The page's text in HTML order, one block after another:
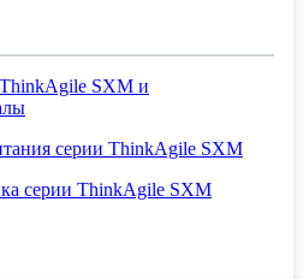
SXM и
серии ThinkAgile SXM
серии ThinkAgile SXM